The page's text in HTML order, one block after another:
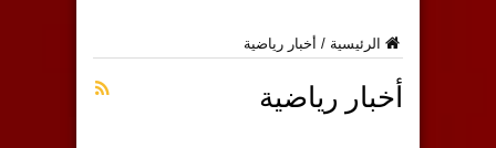
الرئيسية / أخبار رياضية
أخبار رياضية